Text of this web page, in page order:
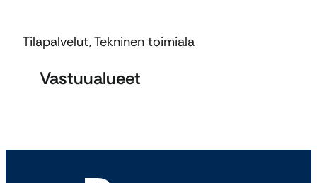
Tilapalvelut,Tekninen toimiala
Vastuualueet